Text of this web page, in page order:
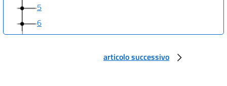
5
6
articolo successivo